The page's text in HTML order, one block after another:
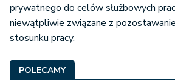
prywatnego do celów służbowych
niewątpliwie związane z
stosunku pracy.
POLECAMY